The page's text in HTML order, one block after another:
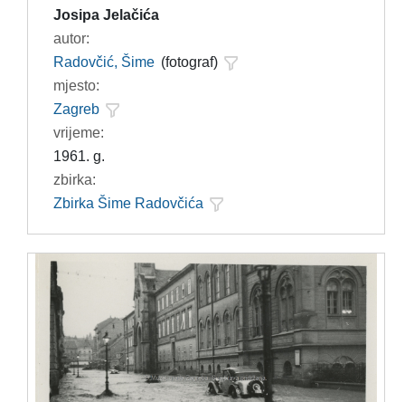
Josipa Jelačića
autor:
Radovčić, Šime (fotograf)
mjesto:
Zagreb
vrijeme:
1961. g.
zbirka:
Zbirka Šime Radovčića